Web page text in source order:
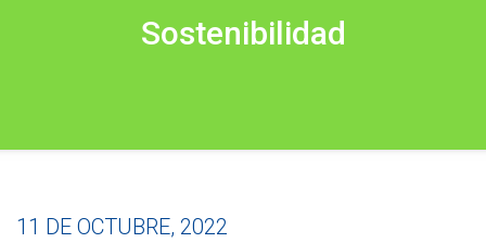
Sostenibilidad
11 DE OCTUBRE, 2022